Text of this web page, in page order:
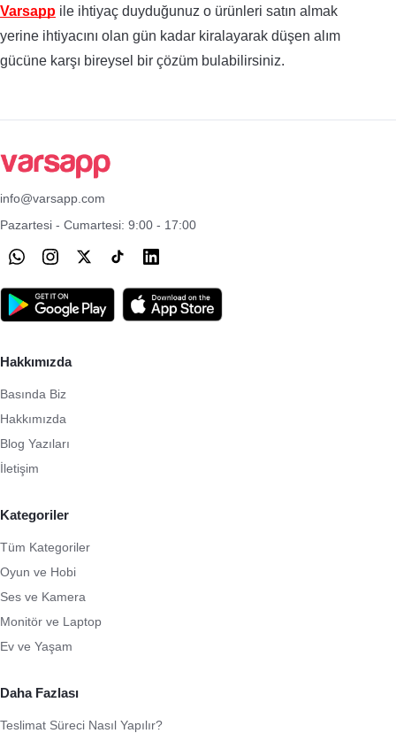
Varsapp ile ihtiyaç duyduğunuz o ürünleri satın almak
yerine ihtiyacını olan gün kadar kiralayarak düşen alım
gücüne karşı bireysel bir çözüm bulabilirsiniz.
info@varsapp.com
Pazartesi - Cumartesi: 9:00 - 17:00
Hakkımızda
Basında Biz
Hakkımızda
Blog Yazıları
İletişim
Kategoriler
Tüm Kategoriler
Oyun ve Hobi
Ses ve Kamera
Monitör ve Laptop
Ev ve Yaşam
Daha Fazlası
Teslimat Süreci Nasıl Yapılır?